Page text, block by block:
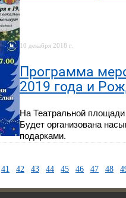
10 декабря 2018 г.
Программа
2019 года и
На Театральной площади
Будет организована
подарками.
41 42 43 44 45 46 47 48